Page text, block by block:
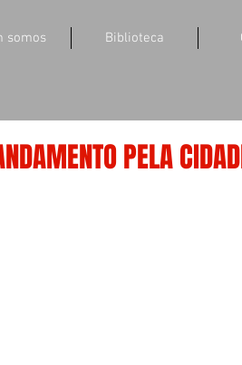
somos Biblioteca
PELA